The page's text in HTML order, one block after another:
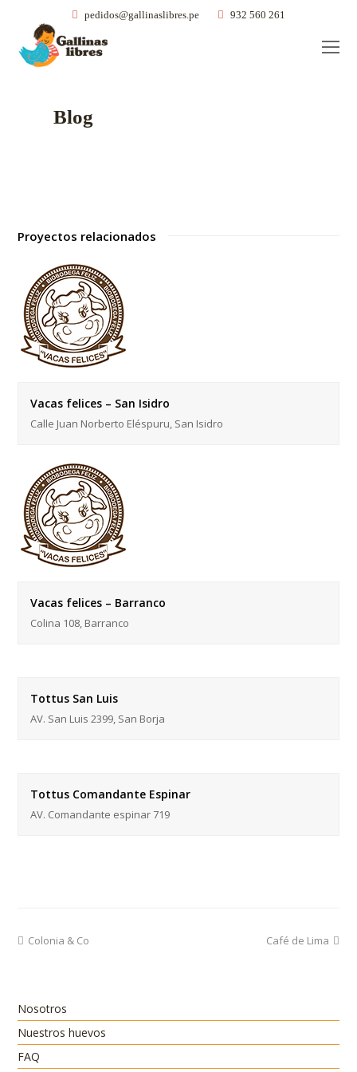
pedidos@gallinaslibres.pe 932 560 261
Blog
Proyectos relacionados
Vacas felices – San Isidro
Calle Juan Norberto Eléspuru, San Isidro
Vacas felices – Barranco
Colina 108, Barranco
Tottus San Luis
AV. San Luis 2399, San Borja
Tottus Comandante Espinar
AV. Comandante espinar 719
previous
Colonia & Co
next
Café de Lima
Nosotros
Nuestros huevos
FAQ